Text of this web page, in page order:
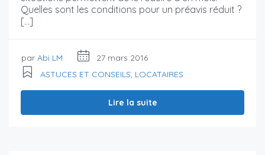
Quelles sont les conditions pour un préavis réduit ?
[…]
par Abi LM
27 mars 2016
ASTUCES ET CONSEILS, LOCATAIRES
Lire la suite